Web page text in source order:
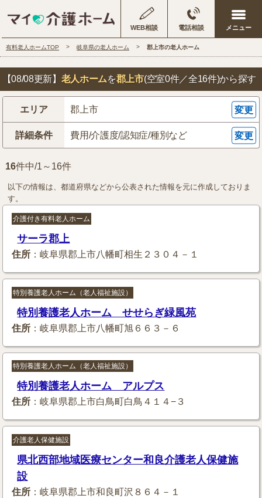
WEB相談 電話相談
有料老人ホームTOP 岐阜県の老人ホーム 郡上市の老人ホーム
【08/08更新】 老人ホームを郡上市(空室0件／全16件)から探す
エリア 郡上市 変更
詳細条件 費用/介護度/認知症/種別など 変更
16件中/1～16件
以下の情報は、都道府県などから公表された情報を元に作成しておりま
す。
介護付き有料老人ホーム
サーラ郡上
住所 ：岐阜県郡上市八幡町相生２３０４－１
特別養護老人ホーム（老人福祉施設）
特別養護老人ホーム せせらぎ緑風苑
住所 ：岐阜県郡上市八幡町旭６６３－６
特別養護老人ホーム（老人福祉施設）
特別養護老人ホーム アルプス
住所 ：岐阜県郡上市白鳥町白鳥４１４−３
介護老人保健施設
県北西部地域医療センター和良介護老人保健施
設
住所 ：岐阜県郡上市和良町沢８６４－１